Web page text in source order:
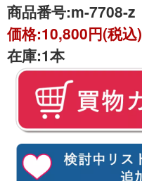
商品番号:m-7708-z
価格:10,800円(税込)
在庫:1本